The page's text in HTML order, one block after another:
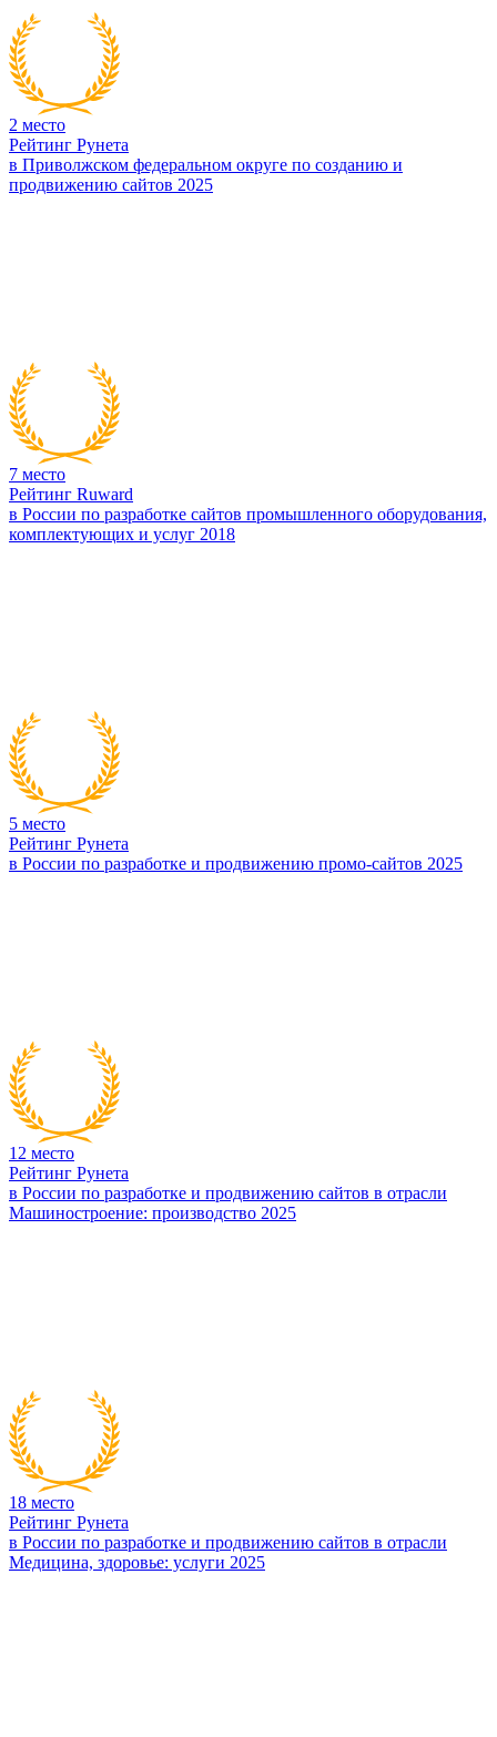
2 место
Рейтинг Рунета
в Приволжском федеральном округе по созданию и
продвижению сайтов 2025
7 место
Рейтинг Ruward
в России по разработке сайтов промышленного оборудования,
комплектующих и услуг 2018
5 место
Рейтинг Рунета
в России по разработке и продвижению промо-сайтов 2025
12 место
Рейтинг Рунета
в России по разработке и продвижению сайтов в отрасли
Машиностроение: производство 2025
18 место
Рейтинг Рунета
в России по разработке и продвижению сайтов в отрасли
Медицина, здоровье: услуги 2025